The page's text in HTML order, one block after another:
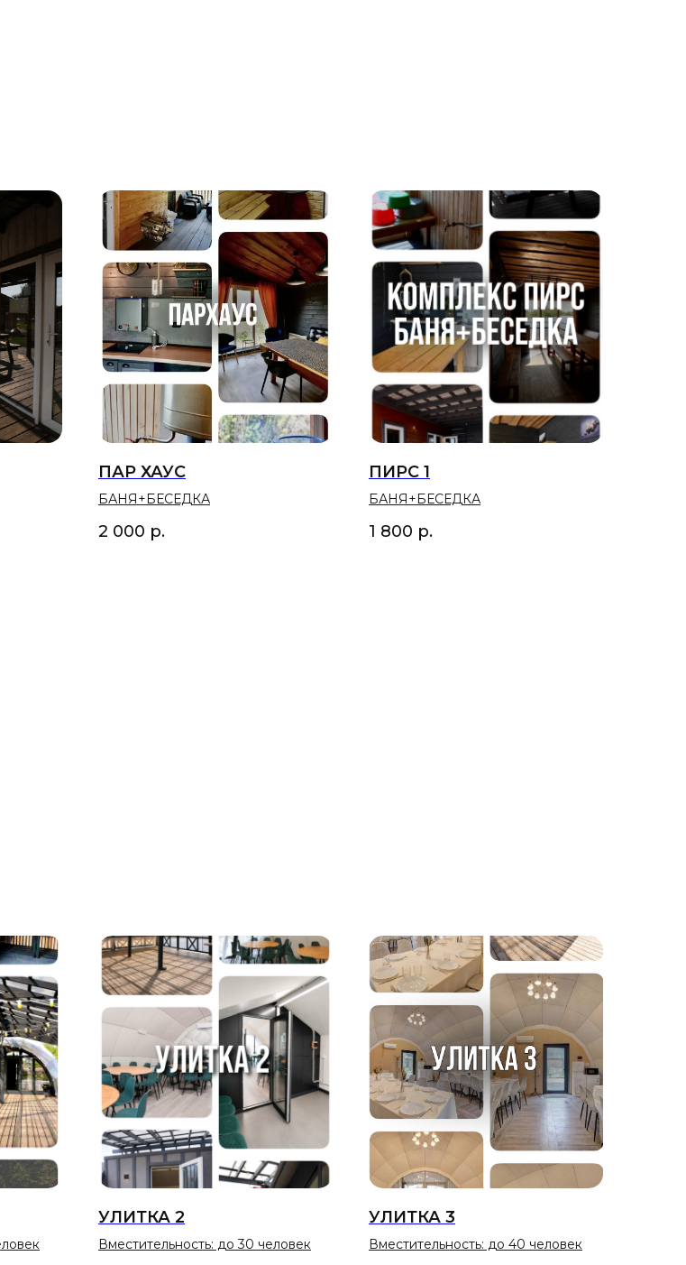
ПАР ХАУС
БАНЯ+БЕСЕДКА
2 000 р.
ПИРС 1
БАНЯ+БЕСЕДКА
1 800 р.
УЛИТКА 2
Вместительность: до 30 человек
УЛИТКА 3
Вместительность: до 40 человек